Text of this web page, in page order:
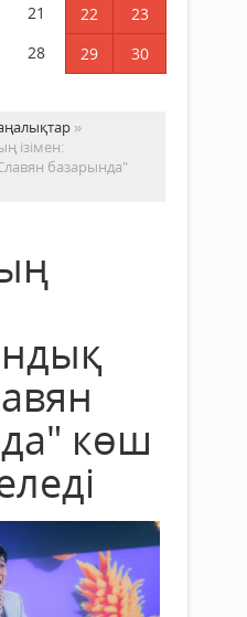
21 22
23
28 29
30
»
ізімен:
базарында"
көш